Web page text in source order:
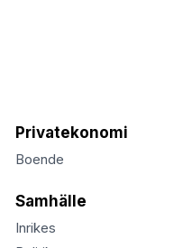
Privatekonomi
Boende
Samhälle
Inrikes